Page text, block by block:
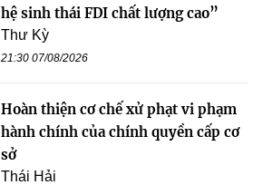
hệ sinh thái FDI chất lượng cao”
Thư Kỳ
21:30 07/08/2026
Hoàn thiện cơ chế xử phạt vi phạm
hành chính của chính quyền cấp cơ
sở
Thái Hải